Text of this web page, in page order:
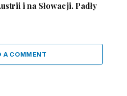
i na Słowacji. Padły
A COMMENT